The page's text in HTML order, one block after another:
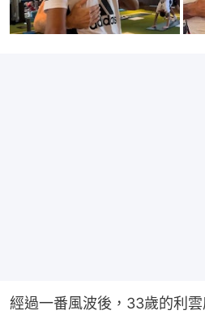
經過一番風波後，33歲的利